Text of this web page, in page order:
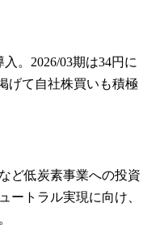
。2026/03期は34円に
げて自社株買いも積極
ど低炭素事業への投資
ートラル実現に向け、